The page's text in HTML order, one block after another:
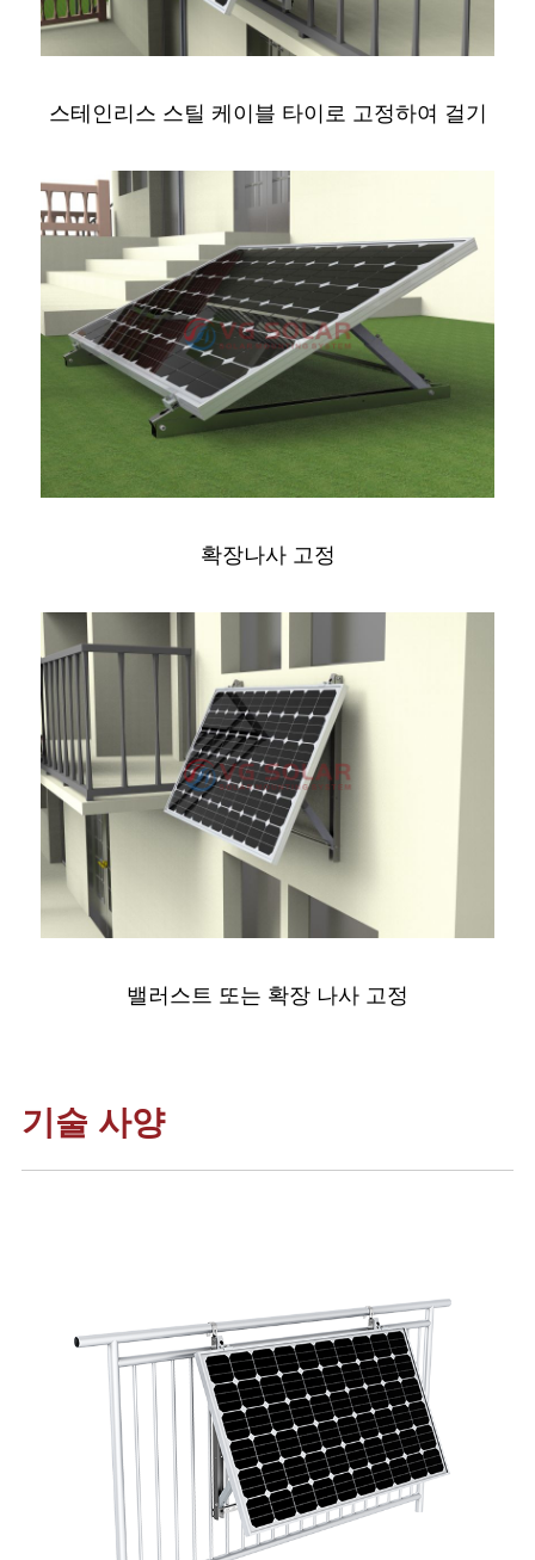
스테인리스 스틸 케이블 타이로 고정하여 걸기
확장나사 고정
밸러스트 또는 확장 나사 고정
기술 사양